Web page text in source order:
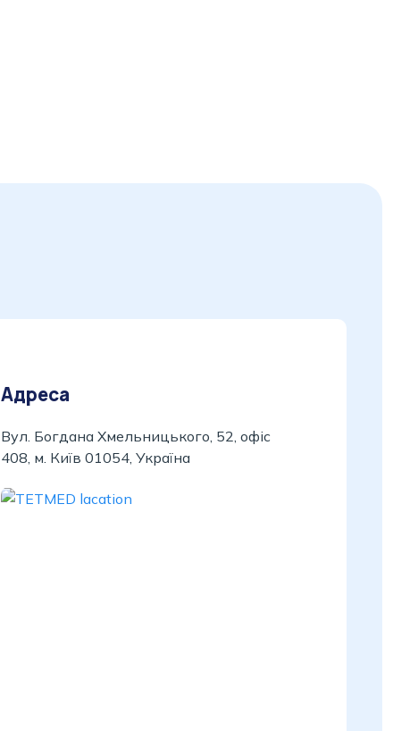
Адреса
Вул. Богдана Хмельницького, 52, офіс
408, м. Київ 01054, Україна